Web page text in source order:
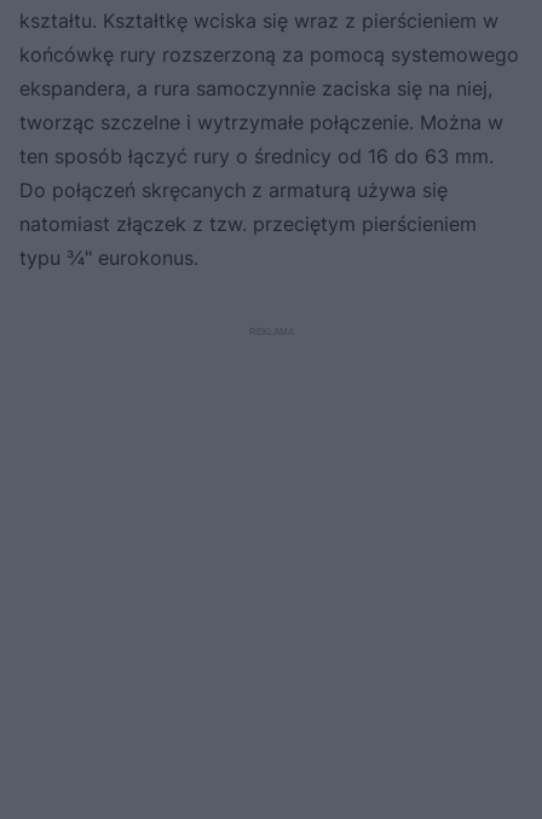
kształtu. Kształtkę wciska się wraz z pierścieniem w
końcówkę rury rozszerzoną za pomocą systemowego
ekspandera, a rura samoczynnie zaciska się na niej,
tworząc szczelne i wytrzymałe połączenie. Można w
ten sposób łączyć rury o średnicy od 16 do 63 mm.
Do połączeń skręcanych z armaturą używa się
natomiast złączek z tzw. przeciętym pierścieniem
typu ¾" eurokonus.